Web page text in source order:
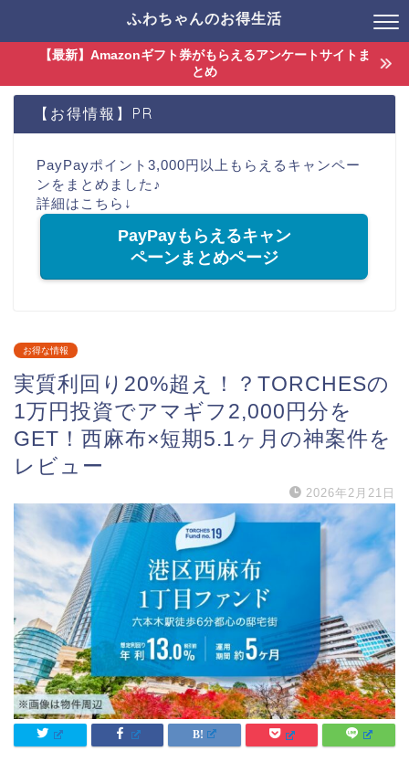
ふわちゃんのお得生活
【最新】Amazonギフト券がもらえるアンケートサイトま
とめ
【お得情報】PR
PayPayポイント3,000円以上もらえるキャンペー
ンをまとめました♪
詳細はこちら↓
PayPayもらえるキャン
ペーンまとめページ
お得な情報
実質利回り20%超え！？TORCHESの
1万円投資でアマギフ2,000円分を
GET！西麻布×短期5.1ヶ月の神案件を
レビュー
2026年2月21日